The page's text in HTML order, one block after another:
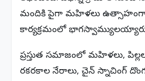
మందికి పైగా మహిళలు
కార్యక్రమంలో
ప్రస్తుత సమాజంలో మహిళలు,
రకరకాల నేరాలు, చైన్ స్నాచింగ్